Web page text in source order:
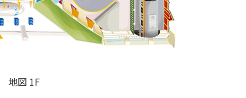
地図 1F